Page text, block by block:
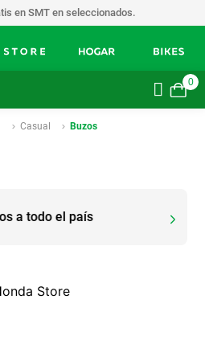
en SMT en seleccionados.
0
Casual Buzos
a todo el país